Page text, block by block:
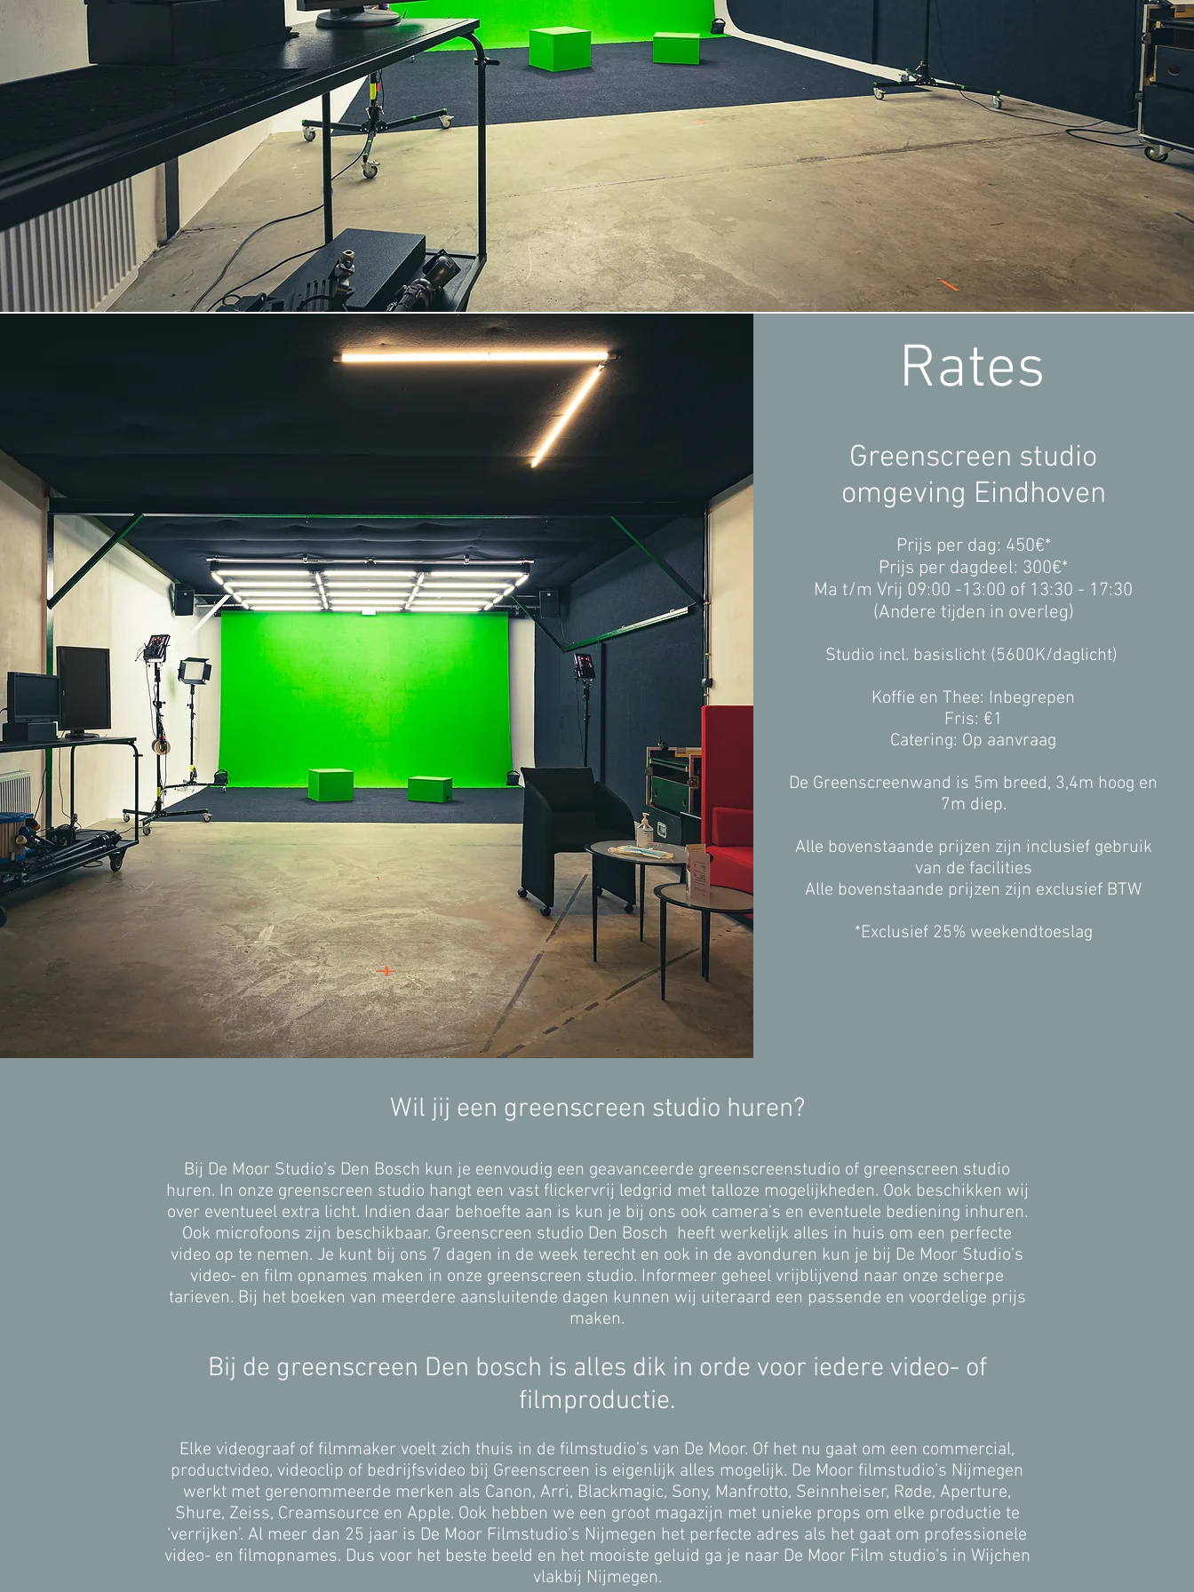
Rates
Greenscreen studio
omgeving Eindhoven
Prijs per dag: 450€*
Prijs per dagdeel: 300€*
Ma t/m Vrij 09:00 -13:00 of 13:30 - 17:30
(Andere tijden in overleg)
Studio incl. basislicht (5600K/daglicht)
Koffie en Thee: Inbegrepen​
Fris: €1
Catering: Op aanvraag
De Greenscreenwand is 5m breed, 3,4m hoog en
7m diep.
Alle bovenstaande prijzen zijn inclusief gebruik
van de facilities
Alle bovenstaande prijzen zijn exclusief BTW
*Exclusief 25% weekendtoeslag
Wil jij een greenscreen studio huren?
Bij De Moor Studio’s Den Bosch kun je eenvoudig een geavanceerde greenscreenstudio of greenscreen studio
huren. In onze greenscreen studio hangt een vast flickervrij ledgrid met talloze mogelijkheden. Ook beschikken wij
over eventueel extra licht. Indien daar behoefte aan is kun je bij ons ook camera’s en eventuele bediening inhuren.
Ook microfoons zijn beschikbaar. Greenscreen studio Den Bosch heeft werkelijk alles in huis om een perfecte
video op te nemen. Je kunt bij ons 7 dagen in de week terecht en ook in de avonduren kun je bij De Moor Studio’s
video- en film opnames maken in onze greenscreen studio. Informeer geheel vrijblijvend naar onze scherpe
tarieven. Bij het boeken van meerdere aansluitende dagen kunnen wij uiteraard een passende en voordelige prijs
maken.
Bij de greenscreen Den bosch is alles dik in orde voor iedere video- of
filmproductie.
Elke videograaf of filmmaker voelt zich thuis in de filmstudio’s van De Moor. Of het nu gaat om een commercial,
productvideo, videoclip of bedrijfsvideo bij Greenscreen is eigenlijk alles mogelijk. De Moor filmstudio’s Nijmegen
werkt met gerenommeerde merken als Canon, Arri, Blackmagic, Sony, Manfrotto, Seinnheiser, Røde, Aperture,
Shure, Zeiss, Creamsource en Apple. Ook hebben we een groot magazijn met unieke props om elke productie te
‘verrijken’. Al meer dan 25 jaar is De Moor Filmstudio’s Nijmegen het perfecte adres als het gaat om professionele
video- en filmopnames. Dus voor het beste beeld en het mooiste geluid ga je naar De Moor Film studio’s in Wijchen
vlakbij Nijmegen.